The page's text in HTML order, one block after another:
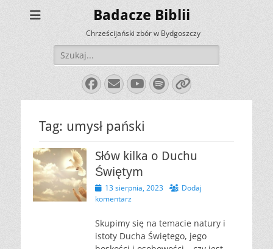
Badacze Biblii
Chrześcijański zbór w Bydgoszczy
Szukaj:
Facebook
E-
mail
YouTube
Spotify
Link
Tag: umysł pański
Słów kilka o Duchu
Świętym
Opublikowano
13 sierpnia, 2023
Dodaj
komentarz
Skupimy się na temacie natury i
istoty Ducha Świętego, jego